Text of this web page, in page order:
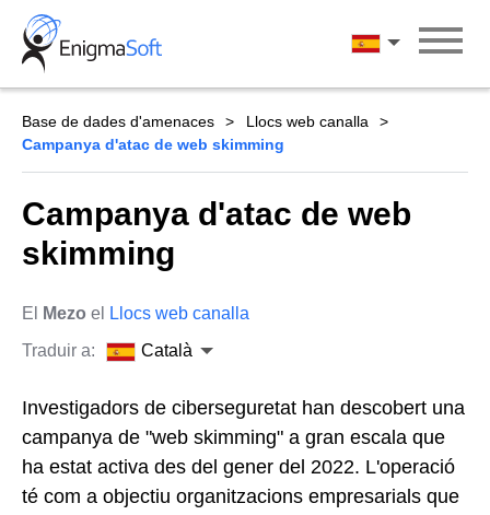
Skip
content
Català
Base de dades d'amenaces
Llocs web canalla
Campanya d'atac de web skimming
Campanya d'atac de web
skimming
El Mezo el
Llocs web canalla
Traduir a:
Català
Investigadors de ciberseguretat han descobert una
campanya de "web skimming" a gran escala que
ha estat activa des del gener del 2022. L'operació
té com a objectiu organitzacions empresarials que